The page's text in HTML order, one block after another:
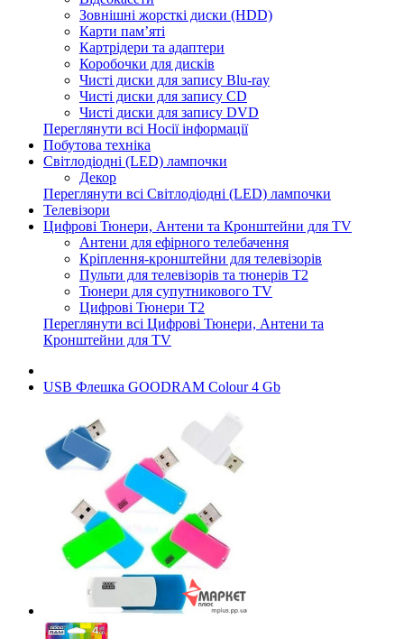
Зовнішні жорсткі диски (HDD)
Карти пам’яті
Картрідери та адаптери
Коробочки для дисків
Чисті диски для запису Blu-ray
Чисті диски для запису CD
Чисті диски для запису DVD
Переглянути всі Носії інформації
Побутова техніка
Світлодіодні (LED) лампочки
Декор
Переглянути всі Світлодіодні (LED) лампочки
Телевізори
Цифрові Тюнери, Антени та Кронштейни для TV
Антени для ефірного телебачення
Кріплення-кронштейни для телевізорів
Пульти для телевізорів та тюнерів T2
Тюнери для супутникового TV
Цифрові Тюнери T2
Переглянути всі Цифрові Тюнери, Антени та
Кронштейни для TV
USB Флешка GOODRAM Colour 4 Gb